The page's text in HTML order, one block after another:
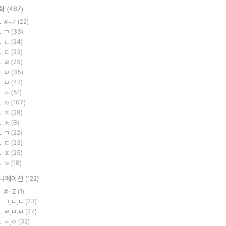
(487)
#~Z (22)
ㄱ (33)
ㄴ (24)
ㄷ (23)
ㄹ (25)
ㅁ (35)
ㅂ (42)
ㅅ (51)
ㅇ (107)
ㅈ (28)
ㅊ (8)
ㅋ (22)
ㅌ (23)
ㅍ (25)
ㅎ (18)
메이션 (122)
#~Z (1)
ㄱ,ㄴ,ㄷ (23)
ㄹ,ㅁ.ㅂ (27)
ㅅ,ㅇ (32)